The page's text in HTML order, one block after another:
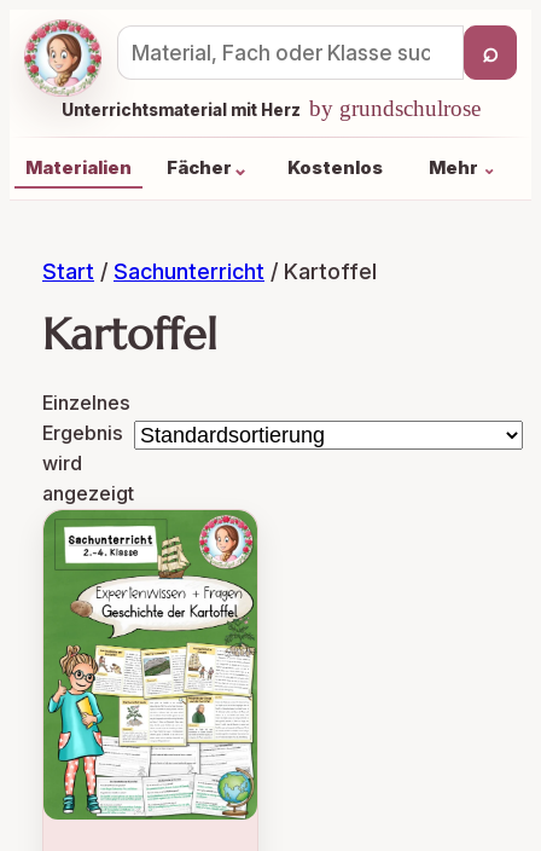
Materialsuche
⌕
Unterrichtsmaterial mit Herz by grundschulrose
Materialien Fächer ⌄ Kostenlos Mehr ⌄
Start / Sachunterricht / Kartoffel
Kartoffel
Einzelnes
Ergebnis
wird
angezeigt